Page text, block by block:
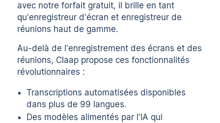
avec notre forfait gratuit, il brille en tant
qu'enregistreur d'écran et enregistreur de
réunions haut de gamme.
Au-delà de l'enregistrement des écrans et des
réunions, Claap propose ces fonctionnalités
révolutionnaires :
Transcriptions automatisées disponibles
dans plus de 99 langues.
Des modèles alimentés par l'IA qui